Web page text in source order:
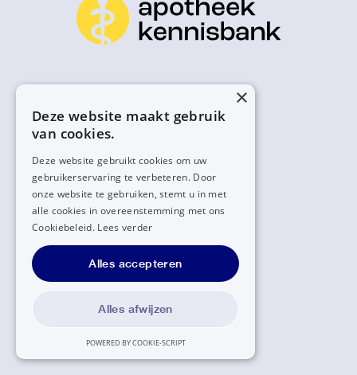
×
Deze website maakt gebruik
van cookies.
Deze website gebruikt cookies om uw
gebruikerservaring te verbeteren. Door
onze website te gebruiken, stemt u in met
alle cookies in overeenstemming met ons
Cookiebeleid. Lees verder
Alles accepteren
Alles afwijzen
POWERED BY COOKIE-SCRIPT